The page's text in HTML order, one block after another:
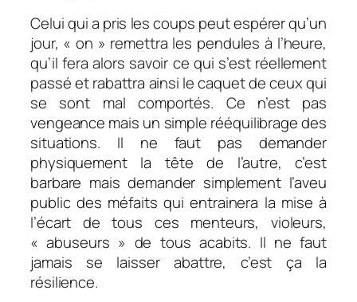
Celui qui a pris les coups peut espérer qu’un
jour, « on » remettra les pendules à l’heure,
qu’il fera alors savoir ce qui s’est réellement
passé et rabattra ainsi le caquet de ceux qui
se sont mal comportés. Ce n’est pas
vengeance mais un simple rééquilibrage des
situations. Il ne faut pas demander
physiquement la tête de l’autre, c’est
barbare mais demander simplement l’aveu
public des méfaits qui entrainera la mise à
l’écart de tous ces menteurs, violeurs,
« abuseurs » de tous acabits. Il ne faut
jamais se laisser abattre, c’est ça la
résilience.